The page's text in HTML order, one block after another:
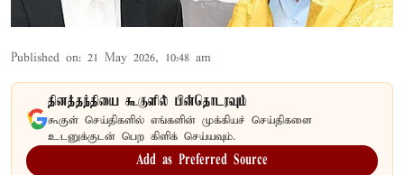
Published on: 21 May 2026, 10:48 am
தினத்தந்தியை கூகுளில் பின்தொடரவும்
கூகுள் செய்திகளில் எங்களின் முக்கியச் செய்திகளை
உடனுக்குடன் பெற கிளிக் செய்யவும்.
Add as Preferred Source